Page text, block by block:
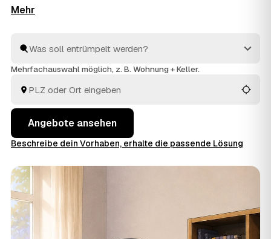
Lübbecke unkompliziert. Mit einer Anfrage erreichen
Festpreise für den kompletten Hausstand nennen. Ob
Nachlass, Umzug oder Entrümpelungeinzelner
fachgerecht, und verwertbarer Hausrat wird auf den
Preis angerechnet. So vergleichen Sie mehrere
Angebote, statt jeden Betrieb einzeln anzufragen.
Mehrfachauswahl möglich, z. B. Wohnung + Keller.
Angebote ansehen
Beschreibe dein Vorhaben, erhalte die passende Lösung